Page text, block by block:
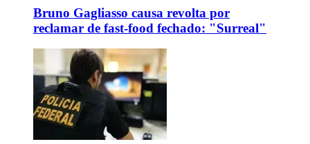
Bruno Gagliasso causa revolta por
reclamar de fast-food fechado: "Surreal"